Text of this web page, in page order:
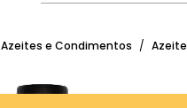
Azeites e Condimentos / Azeite